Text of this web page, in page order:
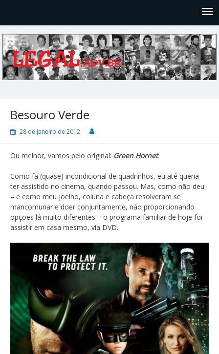
Besouro Verde
28 de janeiro de 2012
Ou melhor, vamos pelo original: Green Hornet.
Como fã (quase) incondicional de quadrinhos, eu até queria
ter assistido no cinema, quando passou. Mas, como não deu
– e como meu joelho, coluna e cabeça resolveram se
mancomunar e doer conjuntamente, não proporcionando
opções lá muito diferentes – o programa familiar de hoje foi
assistir em casa mesmo, via DVD.